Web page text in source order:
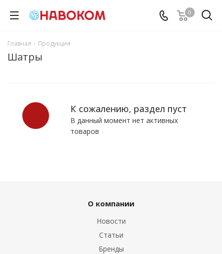
0
Главная - Продукция
Шатры
К сожалению, раздел пуст
В данный момент нет активных
товаров
О компании
Новости
Статьи
Бренды